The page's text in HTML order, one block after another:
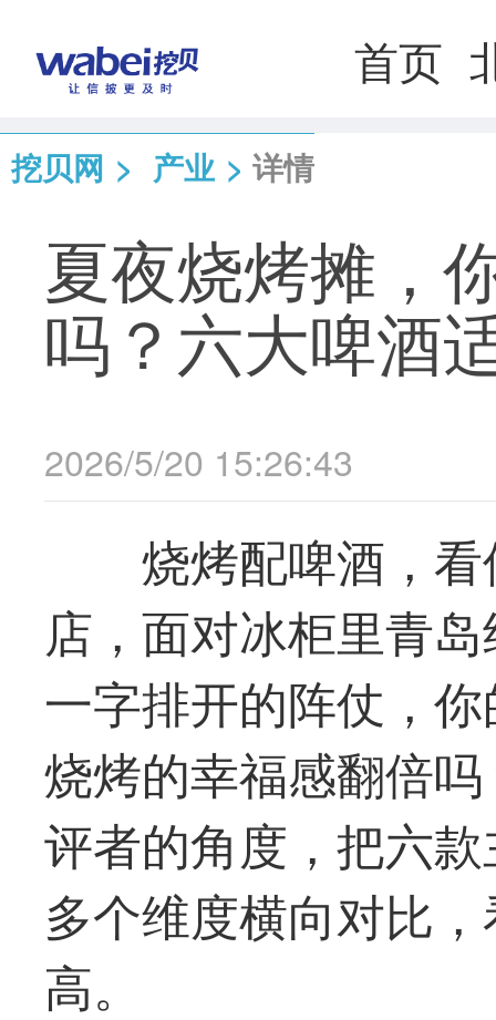
首页
挖贝网 > 产业 > 详情
夏夜烧烤摊，
吗？六大啤酒
2026/5/20 15:26:43
烧烤配啤酒，
店，面对冰柜里青
一字排开的阵仗，
烧烤的幸福感翻倍
评者的角度，把六
多个维度横向对比
高。